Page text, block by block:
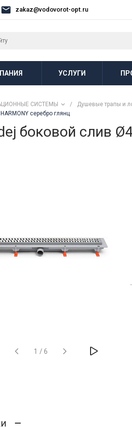
zakaz@vodovorot-opt.ru
УСЛУГИ
СИСТЕМЫ / Душевые трапы и
серебро глянц
боковой слив
1 / 6